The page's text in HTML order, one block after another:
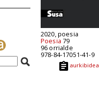
2020, poesia
Poesia 79
96 orrialde
978-84-17051-41-9
aurkibidea